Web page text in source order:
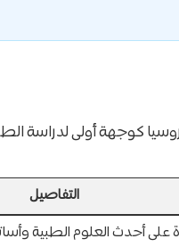
كوجهة أولى لدراسة
التفاصيل
أحدث العلوم الطبية